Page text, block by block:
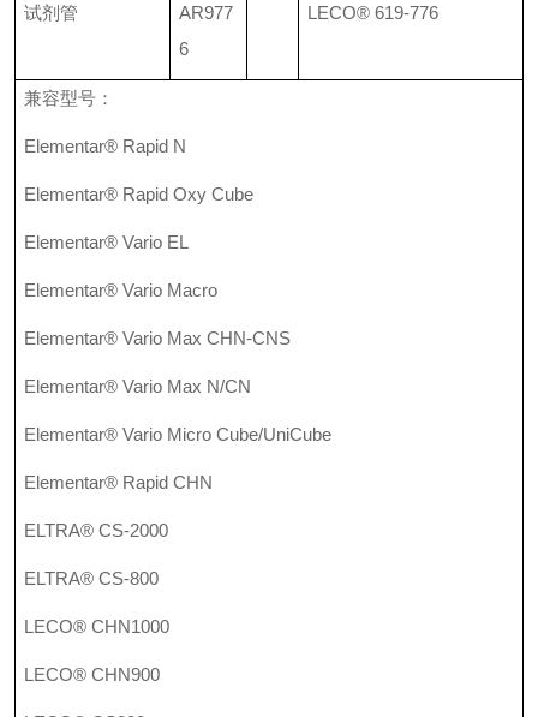
试剂管
AR977
6
LECO® 619-776
兼容型号：
Elementar® Rapid N
Elementar® Rapid Oxy Cube
Elementar® Vario EL
Elementar® Vario Macro
Elementar® Vario Max CHN-CNS
Elementar® Vario Max N/CN
Elementar® Vario Micro Cube/UniCube
Elementar® Rapid CHN
ELTRA® CS-2000
ELTRA® CS-800
LECO® CHN1000
LECO® CHN900